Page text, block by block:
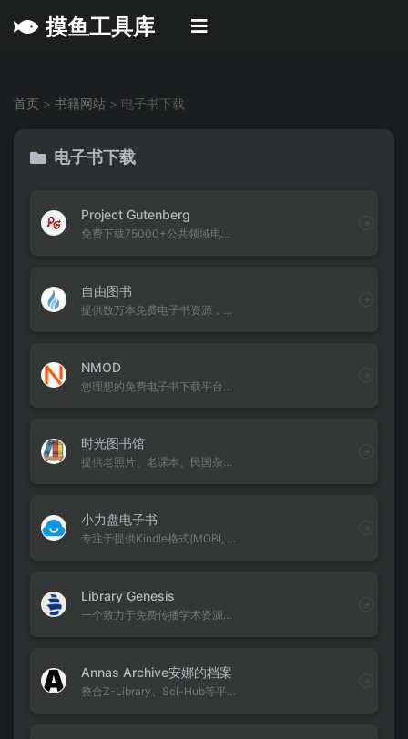
摸鱼工具库
首页 > 书籍网站 > 电子书下载
电子书下载
Project Gutenberg
免费下载75000+公共领域电子书。支持多格式、AI有声书，涵盖世界文学经典，完全免费无限制访问。
自由图书
NMOD
时光图书馆
提供老照片、老课本、民国杂志、古籍善本、连环画等经典怀旧资源，一站式获取和下载海量珍稀历史文献
小力盘电子书
专注于提供Kindle格式(MOBI, AZW3)以及通用的EPUB, PDF, TXT电子书资源。
Library Genesis
Annas Archive安娜的档案